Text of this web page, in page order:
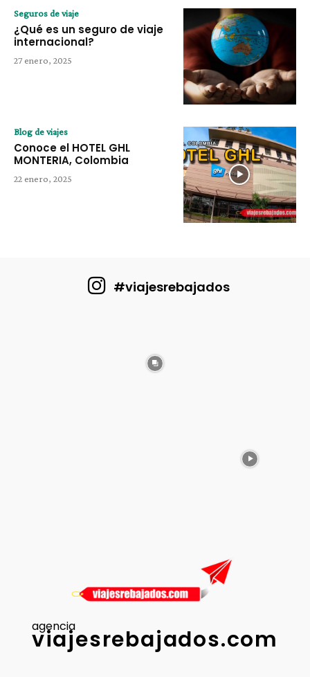
Seguros de viaje
¿Qué es un seguro de viaje
internacional?
27 enero, 2025
Blog de viajes
Conoce el HOTEL GHL
MONTERIA, Colombia
22 enero, 2025
#viajesrebajados
agencia
viajesrebajados.com